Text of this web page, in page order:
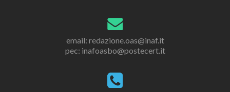
email: redazione.oas@inaf.it
pec: inafoasbo@postecert.it